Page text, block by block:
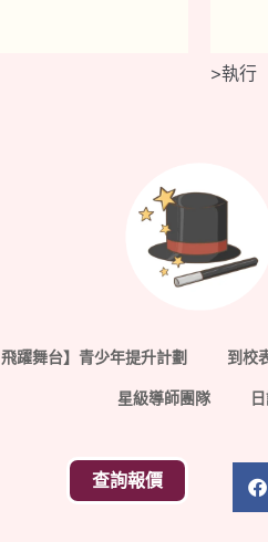
>執行
飛躍舞台】青少年提升計劃 到校
星級導師團隊
查詢報價